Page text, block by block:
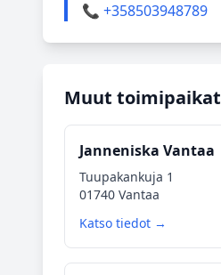
📞 +358503948789
Muut toimipaikat
Janneniska Vantaa
Tuupakankuja 1
01740 Vantaa
Katso tiedot →